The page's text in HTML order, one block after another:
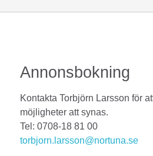
Annonsbokning
Kontakta Torbjörn Larsson för
möjligheter att synas.
Tel: 0708-18 81 00
torbjorn.larsson@nortuna.se